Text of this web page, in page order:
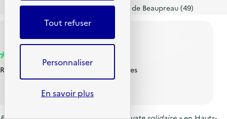
Site internet du lycée Julien Gracq de Beaupreau (49)
Réemploi de vêtements et d’accessoires
Tout refuser
Personnaliser
En savoir plus